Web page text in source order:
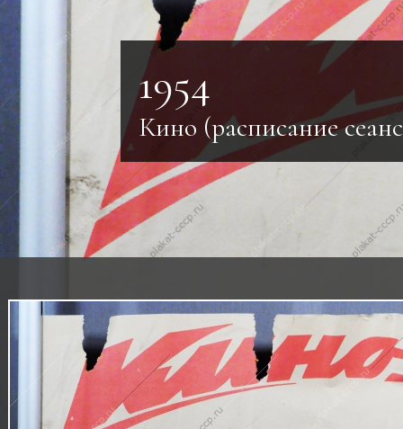
1954
Кино (расписание